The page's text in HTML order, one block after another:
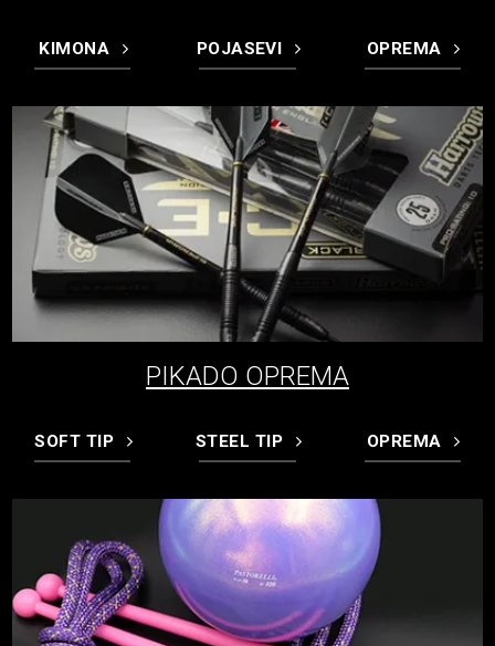
KIMONA POJASEVI OPREMA
PIKADO OPREMA
SOFT TIP STEEL TIP OPREMA